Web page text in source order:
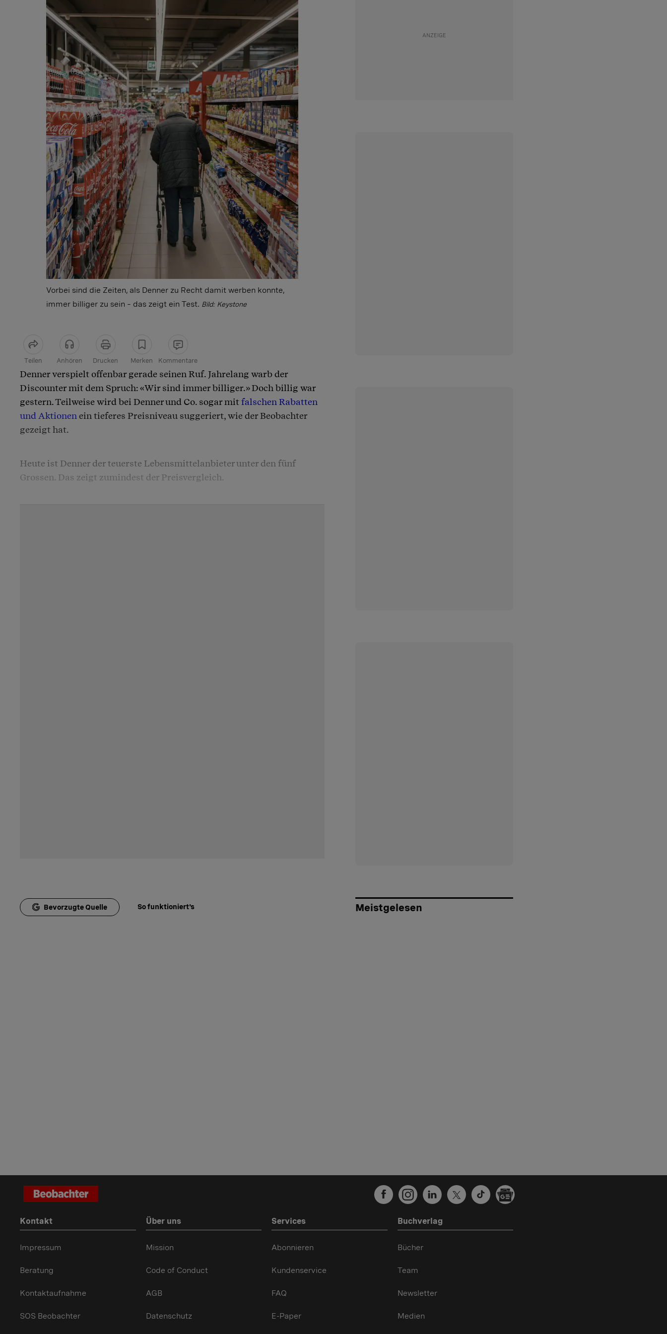
Vorbei sind die Zeiten, als Denner zu Recht damit werben konnte,
immer billiger zu sein – das zeigt ein Test. Bild: Keystone
Teilen Anhören Drucken Merken Kommentare
Artikel teilen
Denner verspielt offenbar gerade seinen Ruf. Jahrelang warb der
Discounter mit dem Spruch: «Wir sind immer billiger.» Doch billig war
gestern. Teilweise wird bei Denner und Co. sogar mitfalschen Rabatten
und Aktionenein tieferes Preisniveau suggeriert, wie der Beobachter
gezeigt hat.
Heute ist Denner der teuerste Lebensmittelanbieter unter den fünf
Grossen. Das zeigt zumindest der Preisvergleich.
Bevorzugte Quelle So funktioniert's Meistgelesen
Kontakt
Impressum
Beratung
Kontaktaufnahme
SOS Beobachter
Über uns
Mission
Code of Conduct
AGB
Datenschutz
Services
Abonnieren
Kundenservice
FAQ
E-Paper
Buchverlag
Bücher
Team
Newsletter
Medien